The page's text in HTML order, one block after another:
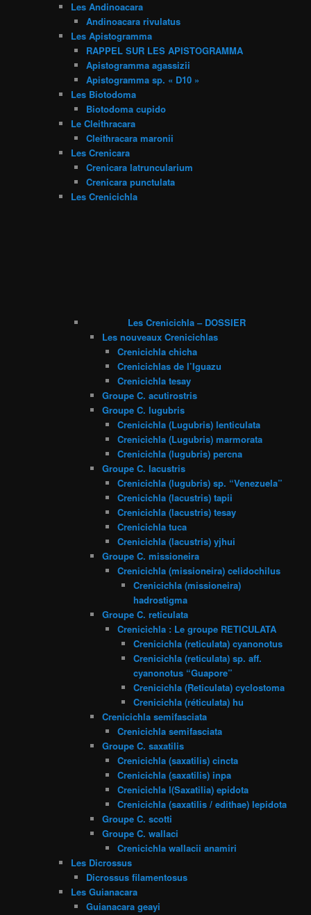
Les Andinoacara
Andinoacara rivulatus
Les Apistogramma
RAPPEL SUR LES APISTOGRAMMA
Apistogramma agassizii
Apistogramma sp. « D10 »
Les Biotodoma
Biotodoma cupido
Le Cleithracara
Cleithracara maronii
Les Crenicara
Crenicara latruncularium
Crenicara punctulata
Les Crenicichla
Les Crenicichla – DOSSIER
Les nouveaux Crenicichlas
Crenicichla chicha
Crenicichlas de l’Iguazu
Crenicichla tesay
Groupe C. acutirostris
Groupe C. lugubris
Crenicichla (Lugubris) lenticulata
Crenicichla (Lugubris) marmorata
Crenicichla (lugubris) percna
Groupe C. lacustris
Crenicichla (lugubris) sp. “Venezuela”
Crenicichla (lacustris) tapii
Crenicichla (lacustris) tesay
Crenicichla tuca
Crenicichla (lacustris) yjhui
Groupe C. missioneira
Crenicichla (missioneira) celidochilus
Crenicichla (missioneira)
hadrostigma
Groupe C. reticulata
Crenicichla : Le groupe RETICULATA
Crenicichla (reticulata) cyanonotus
Crenicichla (reticulata) sp. aff.
cyanonotus “Guapore”
Crenicichla (Reticulata) cyclostoma
Crenicichla (réticulata) hu
Crenicichla semifasciata
Crenicichla semifasciata
Groupe C. saxatilis
Crenicichla (saxatilis) cincta
Crenicichla (saxatilis) inpa
Crenicichla l(Saxatilia) epidota
Crenicichla (saxatilis / edithae) lepidota
Groupe C. scotti
Groupe C. wallaci
Crenicichla wallacii anamiri
Les Dicrossus
Dicrossus filamentosus
Les Guianacara
Guianacara geayi